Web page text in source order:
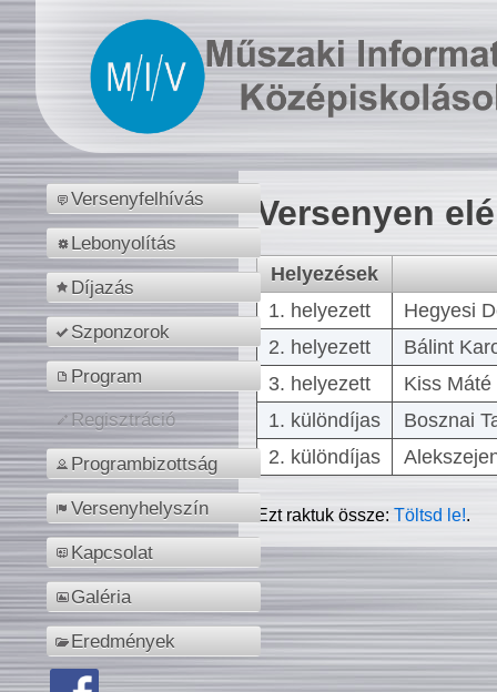
Versenyfelhívás
Lebonyolítás
Díjazás
Szponzorok
Program
Regisztráció
Programbizottság
Versenyhelyszín
Kapcsolat
Galéria
Eredmények
Versenyen
Helyezések
1. helyezett
Hegyesi
2. helyezett
Bálint
3. helyezett
Kiss
1. különdíjas
Bosznai
2. különdíjas
Ezt raktuk össze:Töltsd le!.